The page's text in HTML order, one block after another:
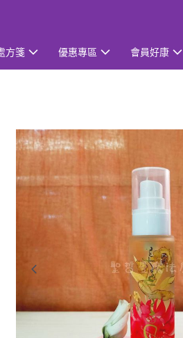
方箋 優惠專區 會員好康